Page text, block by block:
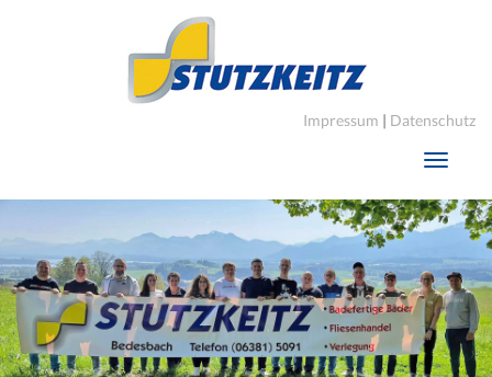
Impressum | Datenschutz
Toggle